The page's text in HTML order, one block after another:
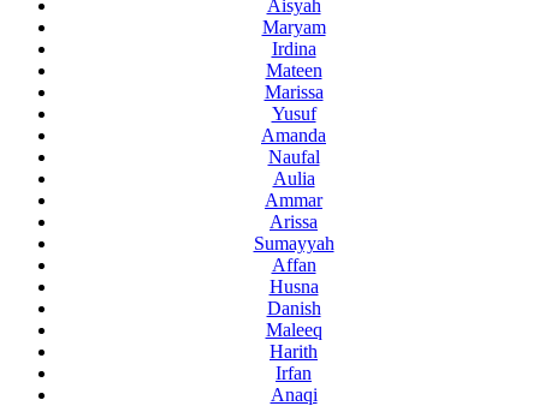
Aisyah
Maryam
Irdina
Mateen
Marissa
Yusuf
Amanda
Naufal
Aulia
Ammar
Arissa
Sumayyah
Affan
Husna
Danish
Maleeq
Harith
Irfan
Anaqi